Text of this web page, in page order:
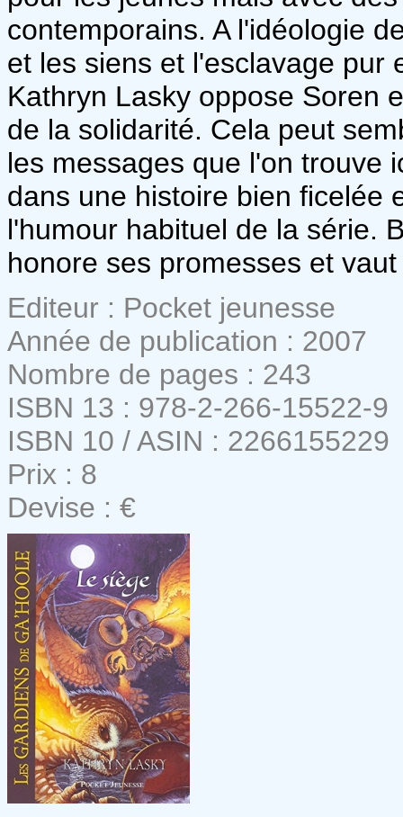
contemporains. A l'idéologie
et les siens et l'esclavage pur
Kathryn Lasky oppose Soren
de la solidarité. Cela peut
les messages que l'on trouve
dans une histoire bien ficelée
l'humour habituel de la série.
honore ses promesses et
Editeur : Pocket jeunesse
Année de publication : 2007
Nombre de pages : 243
ISBN 13 : 978-2-266-15522-9
ISBN 10 / ASIN : 2266155229
Prix : 8
Devise : €